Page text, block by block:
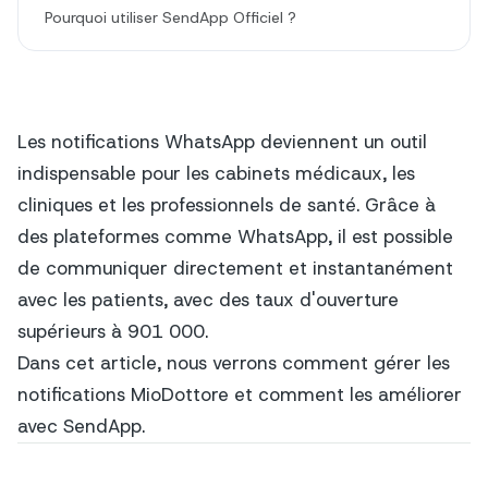
Pourquoi utiliser SendApp Officiel ?
Les notifications WhatsApp deviennent un outil
indispensable pour les cabinets médicaux, les
cliniques et les professionnels de santé. Grâce à
des plateformes comme WhatsApp, il est possible
de communiquer directement et instantanément
avec les patients, avec des taux d'ouverture
supérieurs à 901 000.
Dans cet article, nous verrons comment gérer les
notifications MioDottore et comment les améliorer
avec SendApp.